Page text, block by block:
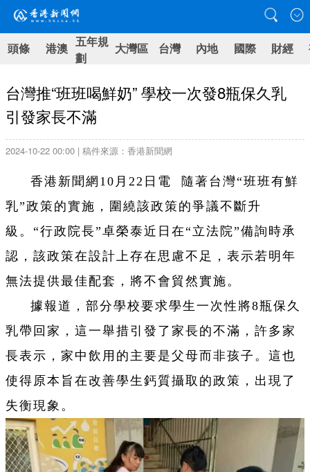
頭條 港澳 五年規
劃
大灣區 台灣 內地 國際 財經
台灣推“班班喝鮮奶” 學校一次發8瓶保久乳
引發家長不滿
2024-10-22 00:00 | 稿件來源：香港新聞網
香港新聞網10月22日電 隨著台灣“班班有鮮
乳”政策的實施，圍繞該政策的爭議不斷升
級。“行政院長”卓榮泰近日在“立法院”備詢時承
認，該政策在設計上存在思慮不足，表示若明年
無法提供最佳配套，將不會貿然實施。
據報道，部分學校要求學生一次性將8瓶保久
乳帶回家，這一舉措引發了家長的不滿，許多家
長表示，家中飲用的主要是父母而非孩子。這也
使得原本旨在改善學生鈣質攝取的政策，出現了
失衡現象。